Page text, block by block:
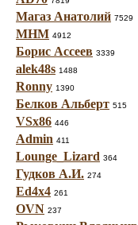
Магаз Анатолий 7529
МНМ 4912
Борис Ассеев 3339
alek48s 1488
Ronny 1390
Белков Альберт 515
VSx86 446
Admin 411
Lounge_Lizard 364
Гудков А.И. 274
Ed4x4 261
OVN 237